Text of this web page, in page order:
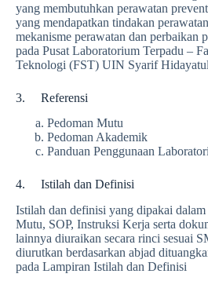
yang membutuhkan perawatan
yang mendapatkan tindakan
mekanisme perawatan dan perbaikan
pada Pusat Laboratorium Terpadu –
Teknologi (FST) UIN Syarif
3. Referensi
Pedoman Mutu
Pedoman Akademik
Panduan Penggunaan
4. Istilah dan Definisi
Istilah dan definisi yang dipakai dalam
Mutu, SOP, Instruksi Kerja serta
lainnya diuraikan secara rinci sesuai
diurutkan berdasarkan abjad
pada Lampiran Istilah dan Definisi